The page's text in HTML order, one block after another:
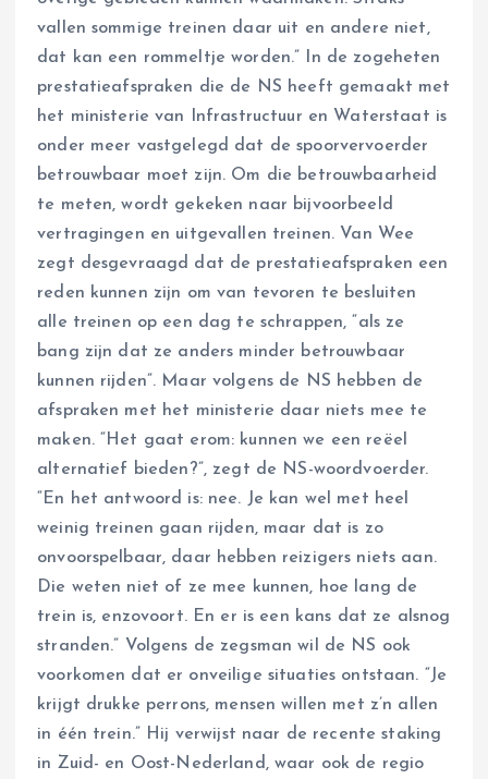
vallen sommige treinen daar uit en andere niet,
dat kan een rommeltje worden.” In de zogeheten
prestatieafspraken die de NS heeft gemaakt met
het ministerie van Infrastructuur en Waterstaat is
onder meer vastgelegd dat de spoorvervoerder
betrouwbaar moet zijn. Om die betrouwbaarheid
te meten, wordt gekeken naar bijvoorbeeld
vertragingen en uitgevallen treinen. Van Wee
zegt desgevraagd dat de prestatieafspraken een
reden kunnen zijn om van tevoren te besluiten
alle treinen op een dag te schrappen, “als ze
bang zijn dat ze anders minder betrouwbaar
kunnen rijden”. Maar volgens de NS hebben de
afspraken met het ministerie daar niets mee te
maken. “Het gaat erom: kunnen we een reëel
alternatief bieden?”, zegt de NS-woordvoerder.
“En het antwoord is: nee. Je kan wel met heel
weinig treinen gaan rijden, maar dat is zo
onvoorspelbaar, daar hebben reizigers niets aan.
Die weten niet of ze mee kunnen, hoe lang de
trein is, enzovoort. En er is een kans dat ze alsnog
stranden.” Volgens de zegsman wil de NS ook
voorkomen dat er onveilige situaties ontstaan. “Je
krijgt drukke perrons, mensen willen met z’n allen
in één trein.” Hij verwijst naar de recente staking
in Zuid- en Oost-Nederland, waar ook de regio